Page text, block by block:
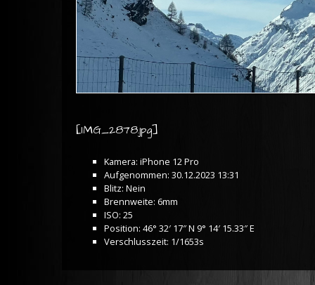
[IMG_2878.jpg]
Kamera: iPhone 12 Pro
Aufgenommen: 30.12.2023 13:31
Blitz: Nein
Brennweite: 6mm
ISO: 25
Position: 46° 32′ 17″ N 9° 14′ 15.33″ E
Verschlusszeit: 1/1653s